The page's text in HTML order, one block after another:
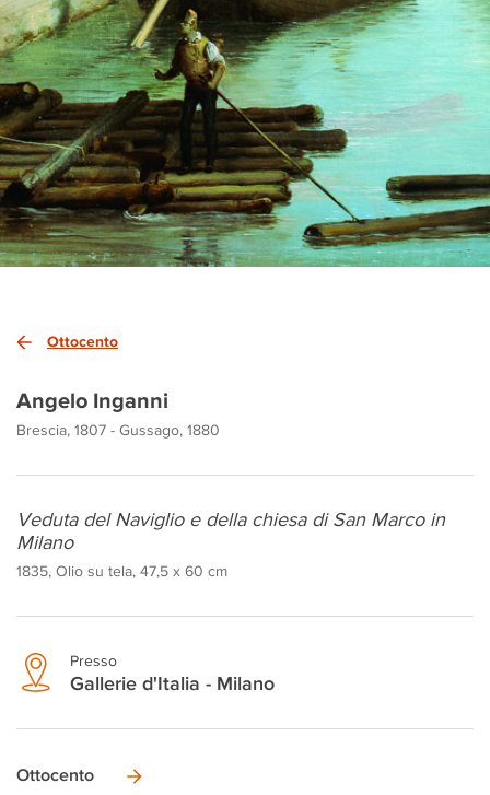
Ottocento
Angelo Inganni
Brescia, 1807 - Gussago, 1880
Veduta del Naviglio e della chiesa di San Marco in
Milano
1835, Olio su tela, 47,5 x 60 cm
Presso
Gallerie d'Italia - Milano
Ottocento